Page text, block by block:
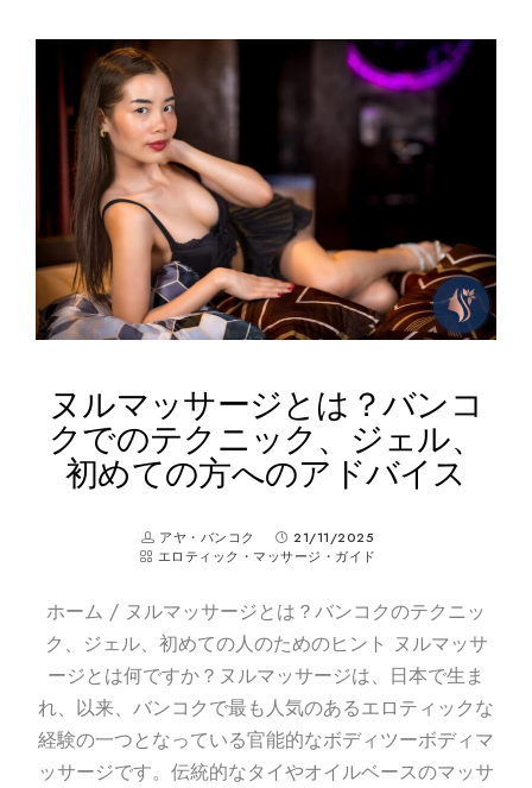
ヌルマッサージとは？バンコ
クでのテクニック、ジェル、
初めての方へのアドバイス
アヤ・バンコク
21/11/2025
エロティック・マッサージ・ガイド
ホーム / ヌルマッサージとは？バンコクのテクニッ
ク、ジェル、初めての人のためのヒント ヌルマッサ
ージとは何ですか？ヌルマッサージは、日本で生ま
れ、以来、バンコクで最も人気のあるエロティックな
経験の一つとなっている官能的なボディツーボディマ
ッサージです。伝統的なタイやオイルベースのマッサ